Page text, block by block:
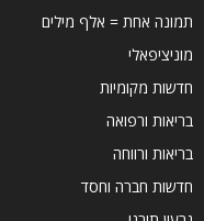
תמונה אחת = אלף מילים
מוניציפאלי
חדשות מקומיות
בריאות ורפואה
בריאות ורווחה
חדשות חברה וחסד